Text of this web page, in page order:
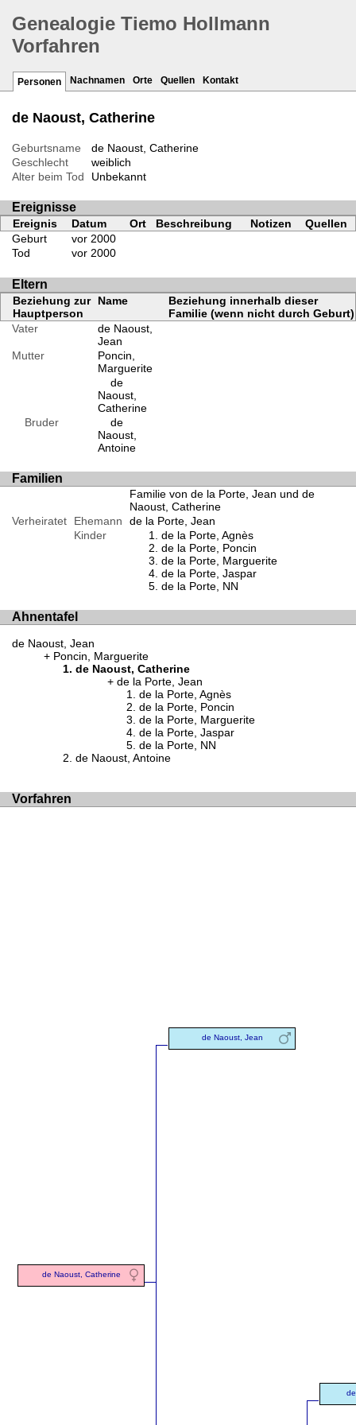
Genealogie Tiemo Hollmann
Vorfahren
Personen Nachnamen Orte Quellen Kontakt
de Naoust, Catherine
Geburtsname
de Naoust, Catherine
Geschlecht
weiblich
Alter beim Tod
Unbekannt
Ereignisse
Ereignis Datum Ort Beschreibung Notizen
Quellen
Geburt
vor 2000
Tod
vor 2000
Eltern
Beziehung zur
Hauptperson
Name
Beziehung innerhalb dieser
Familie (wenn nicht durch Geburt)
Vater
de Naoust,
Jean
Mutter
Poncin,
Marguerite
de
Naoust,
Catherine
Bruder
de
Naoust,
Antoine
Familien
Familie von de la Porte, Jean und de
Naoust, Catherine
Verheiratet
Ehemann
de la Porte, Jean
Kinder
de la Porte, Agnès
de la Porte, Poncin
de la Porte, Marguerite
de la Porte, Jaspar
de la Porte, NN
Ahnentafel
de Naoust, Jean
Poncin, Marguerite
de Naoust, Catherine
de la Porte, Jean
de la Porte, Agnès
de la Porte, Poncin
de la Porte, Marguerite
de la Porte, Jaspar
de la Porte, NN
de Naoust, Antoine
Vorfahren
de Naoust, Catherine
de Naoust, Jean